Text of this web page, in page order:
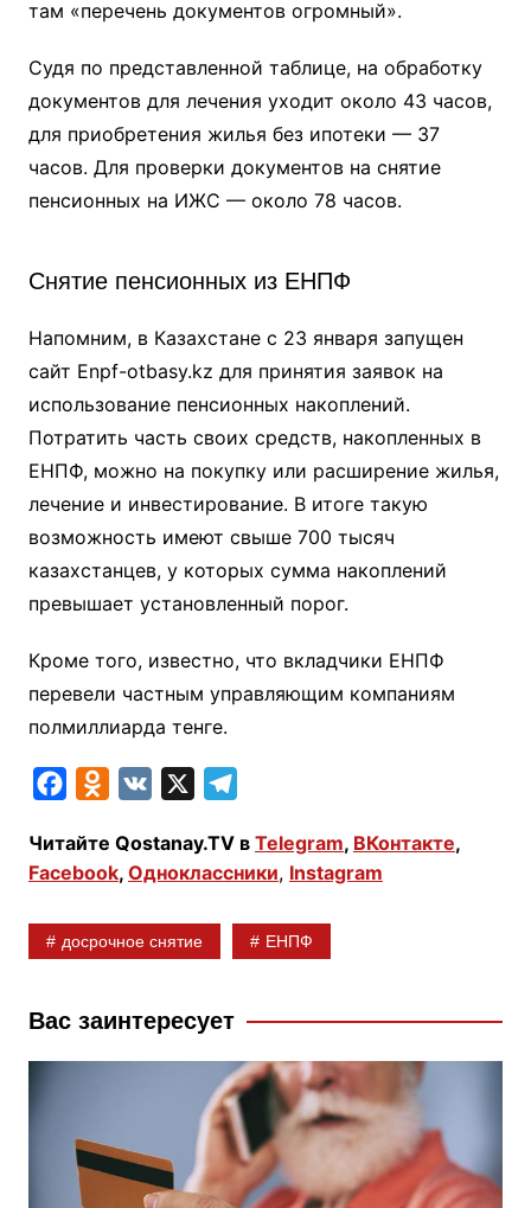
там «перечень документов огромный».
Судя по представленной таблице, на обработку
документов для лечения уходит около 43 часов,
для приобретения жилья без ипотеки — 37
часов. Для проверки документов на снятие
пенсионных на ИЖС — около 78 часов.
Снятие пенсионных из ЕНПФ
Напомним, в Казахстане с 23 января запущен
сайт Enpf-otbasy.kz для принятия заявок на
использование пенсионных накоплений.
Потратить часть своих средств, накопленных в
ЕНПФ, можно на покупку или расширение жилья,
лечение и инвестирование. В итоге такую
возможность имеют свыше 700 тысяч
казахстанцев, у которых сумма накоплений
превышает установленный порог.
Кроме того, известно, что вкладчики ЕНПФ
перевели частным управляющим компаниям
полмиллиарда тенге.
c
e
o
k
n
o
l
s
k
i
l
e
m
Читайте Qostanay.TV в Telegram, ВКонтакте,
Facebook, Одноклассники, Instagram
досрочное снятие ЕНПФ
Вас заинтересует